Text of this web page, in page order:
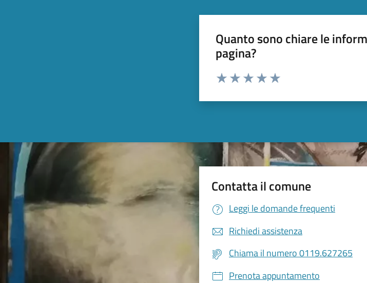
Quanto sono chiare le
pagina?
Valuta da 1 a 5 stelle la pagina
Contatta il comune
Leggi le domande frequenti
Richiedi assistenza
Chiama il numero 0119.627265
Prenota appuntamento